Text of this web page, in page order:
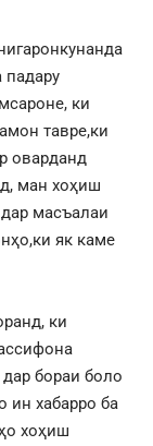
падару
ки
тавре,ки
оварданд
ман хоҳиш
масъалаи
як каме
ки
бораи боло
ин хабарро ба
хоҳиш